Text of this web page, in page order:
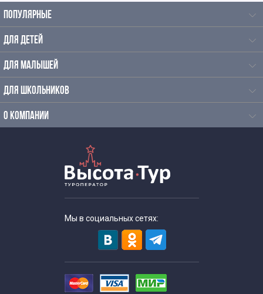
ПОПУЛЯРНЫЕ
ДЛЯ ДЕТЕЙ
ДЛЯ МАЛЫШЕЙ
ДЛЯ ШКОЛЬНИКОВ
О КОМПАНИИ
Мы в социальных сетях: